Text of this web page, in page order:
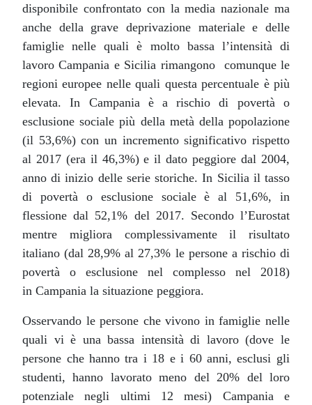
disponibile confrontato con la media nazionale ma
anche della grave deprivazione materiale e delle
famiglie nelle quali è molto bassa l’intensità di
lavoro Campania e Sicilia rimangono comunque le
regioni europee nelle quali questa percentuale è più
elevata. In Campania è a rischio di povertà o
esclusione sociale più della metà della popolazione
(il 53,6%) con un incremento significativo rispetto
al 2017 (era il 46,3%) e il dato peggiore dal 2004,
anno di inizio delle serie storiche. In Sicilia il tasso
di povertà o esclusione sociale è al 51,6%, in
flessione dal 52,1% del 2017. Secondo l’Eurostat
mentre migliora complessivamente il risultato
italiano (dal 28,9% al 27,3% le persone a rischio di
povertà o esclusione nel complesso nel 2018)
in Campania la situazione peggiora.
Osservando le persone che vivono in famiglie nelle
quali vi è una bassa intensità di lavoro (dove le
persone che hanno tra i 18 e i 60 anni, esclusi gli
studenti, hanno lavorato meno del 20% del loro
potenziale negli ultimi 12 mesi) Campania e